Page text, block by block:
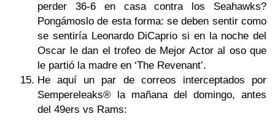
perder 36-6 en casa contra los Seahawks?
Pongámoslo de esta forma: se deben sentir como
se sentiría Leonardo DiCaprio si en la noche del
Oscar le dan el trofeo de Mejor Actor al oso que
le partió la madre en ‘The Revenant’.
He aquí un par de correos interceptados por
Sempereleaks® la mañana del domingo, antes
del 49ers vs Rams: